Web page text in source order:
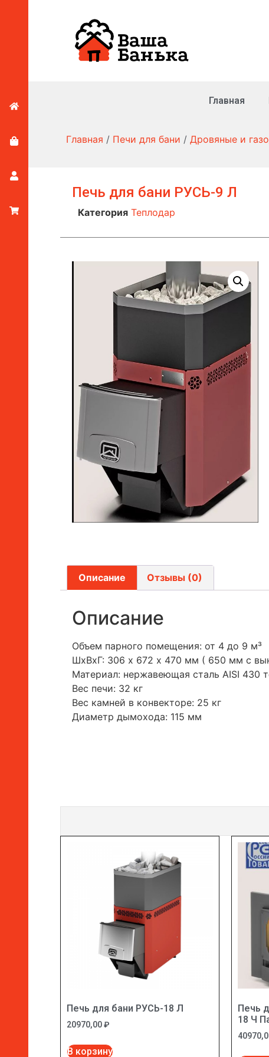
Главная
Главная / Печи для бани / Дровяные и
Печь для бани РУСЬ-9 Л
Категория Теплодар
Описание Отзывы (0)
Описание
Объем парного помещения: от 4 до 9 м³
ШхВхГ: 306 х 672 х 470 мм ( 650 мм с
Материал: нержавеющая сталь AISI 430
Вес печи: 32 кг
Вес камней в конвекторе: 25 кг
Диаметр дымохода: 115 мм
Печь для бани РУСЬ-18 Л
20970,00₽
В корзину
Печь
18 Ч